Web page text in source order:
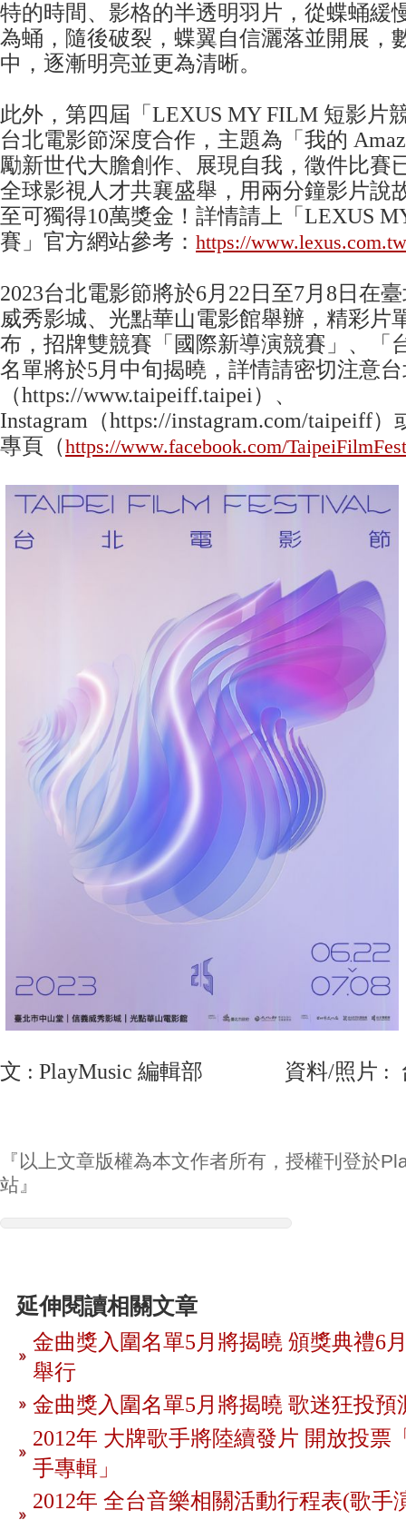
特的時間、影格的半透明羽片，從蝶蛹緩
為蛹，隨後破裂，蝶翼自信灑落並開展，
中，逐漸明亮並更為清晰。
此外，第四屆「LEXUS MY FILM 短影片
台北電影節深度合作，主題為「我的
勵新世代大膽創作、展現自我，徵件比賽
全球影視人才共襄盛舉，用兩分鐘影片說
至可獨得10萬獎金！詳情請上「LEXUS
賽」官方網站參考： https://
2023台北電影節將於6月22日至7月8日在
威秀影城、光點華山電影館舉辦，精彩片
布，招牌雙競賽「國際新導演競賽」、「
名單將於5月中旬揭曉，詳情請密切注意
（https://www.taipeiff.taipei）、
Instagram（https://instagram.com/taipeiff）
專頁（https://www.facebook.com/
文 : PlayMusic 編輯部 資料/照片 :
『以上文章版權為本文作者所有，授權刊登於
站』
延伸閱讀相關文章
金曲獎入圍名單5月將揭曉 頒獎典禮6
舉行
金曲獎入圍名單5月將揭曉 歌迷狂投預
2012年 大牌歌手將陸續發片 開放投票
手專輯」
2012年 全台音樂相關活動行程表(歌手